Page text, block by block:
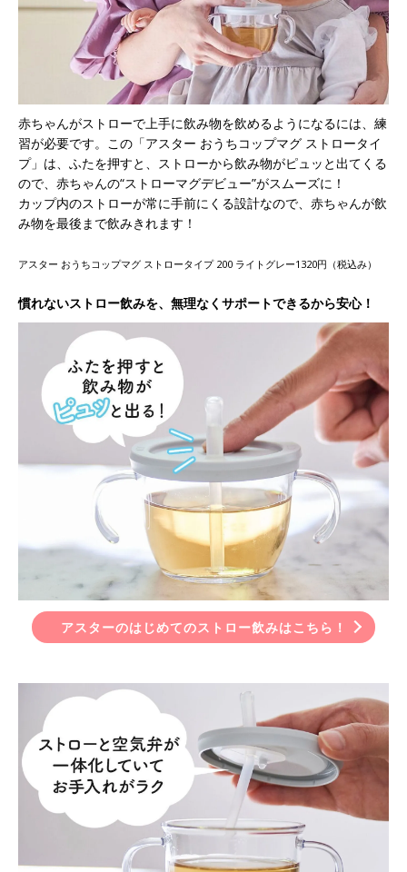
赤ちゃんがストローで上手に飲み物を飲めるようになるには、練
習が必要です。この「アスター おうちコップマグ ストロータイ
プ」は、ふたを押すと、ストローから飲み物がピュッと出てくる
ので、赤ちゃんの“ストローマグデビュー”がスムーズに！
カップ内のストローが常に手前にくる設計なので、赤ちゃんが飲
み物を最後まで飲みきれます！
アスター おうちコップマグ ストロータイプ 200 ライトグレー1320円（税込み）
慣れないストロー飲みを、無理なくサポートできるから安心！
アスターのはじめてのストロー飲みはこちら！